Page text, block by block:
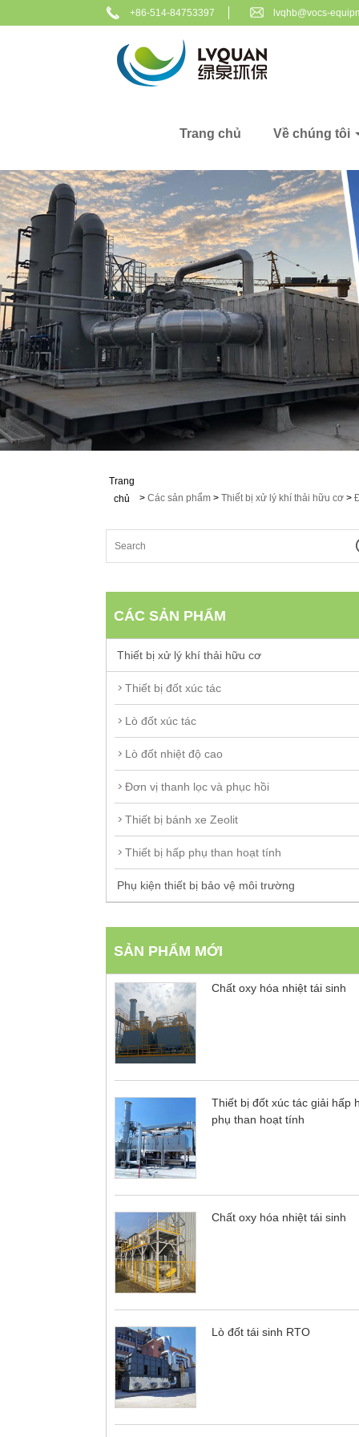
+86-514-84753397 lvqhb@vocs-
Trang chủ Về chúng tôi
Trang
chủ
> Các sản phẩm > Thiết bị xử lý khí thải hữu cơ >
CÁC SẢN PHẨM
Thiết bị xử lý khí thải hữu cơ
Thiết bị đốt xúc tác
Lò đốt xúc tác
Lò đốt nhiệt độ cao
Đơn vị thanh lọc và phục hồi
Thiết bị bánh xe Zeolit
Thiết bị hấp phụ than hoạt tính
Phụ kiện thiết bị bảo vệ môi trường
SẢN PHẨM MỚI
Chất oxy hóa nhiệt tái sinh
Thiết bị đốt xúc tác giải hấp
phụ than hoạt tính
Chất oxy hóa nhiệt tái sinh
Lò đốt tái sinh RTO